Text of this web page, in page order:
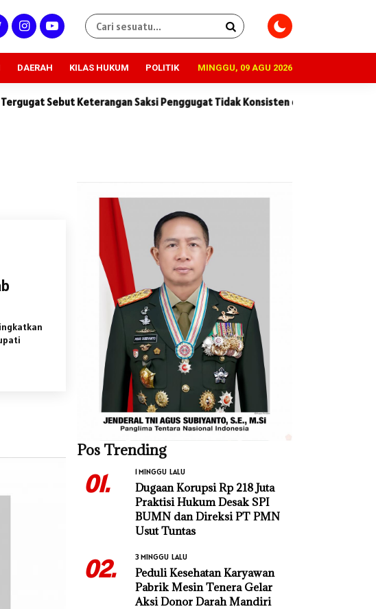
DAERAH KILAS HUKUM POLITIK MINGGU, 09 AGU 2026
Keterangan Saksi Penggugat Tidak Konsisten dan Penuh Kontradiksi
Pos Trending
01. 1 MINGGU LALU
Dugaan Korupsi Rp 218 Juta
Praktisi Hukum Desak SPI
BUMN dan Direksi PT PMN
Usut Tuntas
02. 3 MINGGU LALU
Peduli Kesehatan Karyawan
Pabrik Mesin Tenera Gelar
Aksi Donor Darah Mandiri